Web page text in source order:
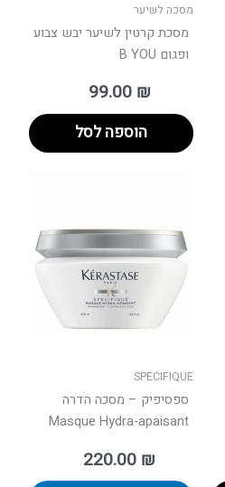
SPECIFIQUE
ספסיפיק – מסכה הדרה
Masque Hydra-apaisant
220.00 ₪
מסכה לשיער
מסכת קרטין לשיער יבש צבוע
ופגום B YOU
99.00 ₪
הוספה לסל